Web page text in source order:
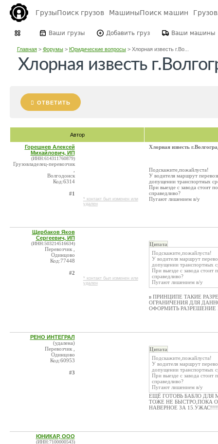
ГрузыПоиск грузов МашиныПоиск машин
Ваши грузы Добавить груз Ваши машины
Главная> Форумы> Юридические вопросы> Хлорная известь г.Во...
Хлорная известь
ОТВЕТИТЬ
Автор
Горешнев Алексей
Михайлович, ИП
(ИНН:614311760879)
Грузовладелец-перевозчик
Волгодонск
Код:6314
#1
* контакт был изменен или
удален
Хлорная известь
Подскажите,пожайлуста!
У водителя маршрут
допущении транспортных
При выезде с завода стоит
справедливо?
Пугают лишением в/у
Щербаков Яков
Сергеевич, ИП
(ИНН:503214516634)
Перевозчик ,
Одинцово
Код:77448
#2
* контакт был изменен или
удален
Цитата
Подскажите,пожайлуста!
У водителя маршрут
допущении транспортных
При выезде с завода стоит
справедливо?
Пугают лишением в/у
в ПРИНЦИПЕ ТАКИЕ
ОГРАНИЧЕНИЯ ДЛЯ
ОФОРМИТЬ РАЗРЕШЕНИЕ В
РЕНО ИНТЕГРАЛ
(удалена)
Перевозчик ,
Одинцово
Код:60953
#3
Цитата
Подскажите,пожайлуста!
У водителя маршрут
допущении транспортных
При выезде с завода стоит
справедливо?
Пугают лишением в/у
ЕЩЁ ГОТОВЬ БАБЛО
ТОЖЕ НЕ БЫСТРО,ПОКА
НАВЕРНОЕ ЗА 15.УЖАС!!!!
ЮНИКАР, ООО
(ИНН:7100000543)